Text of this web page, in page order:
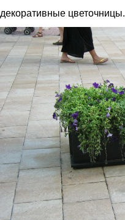
декоративные цветочницы.
img_2927.jpg